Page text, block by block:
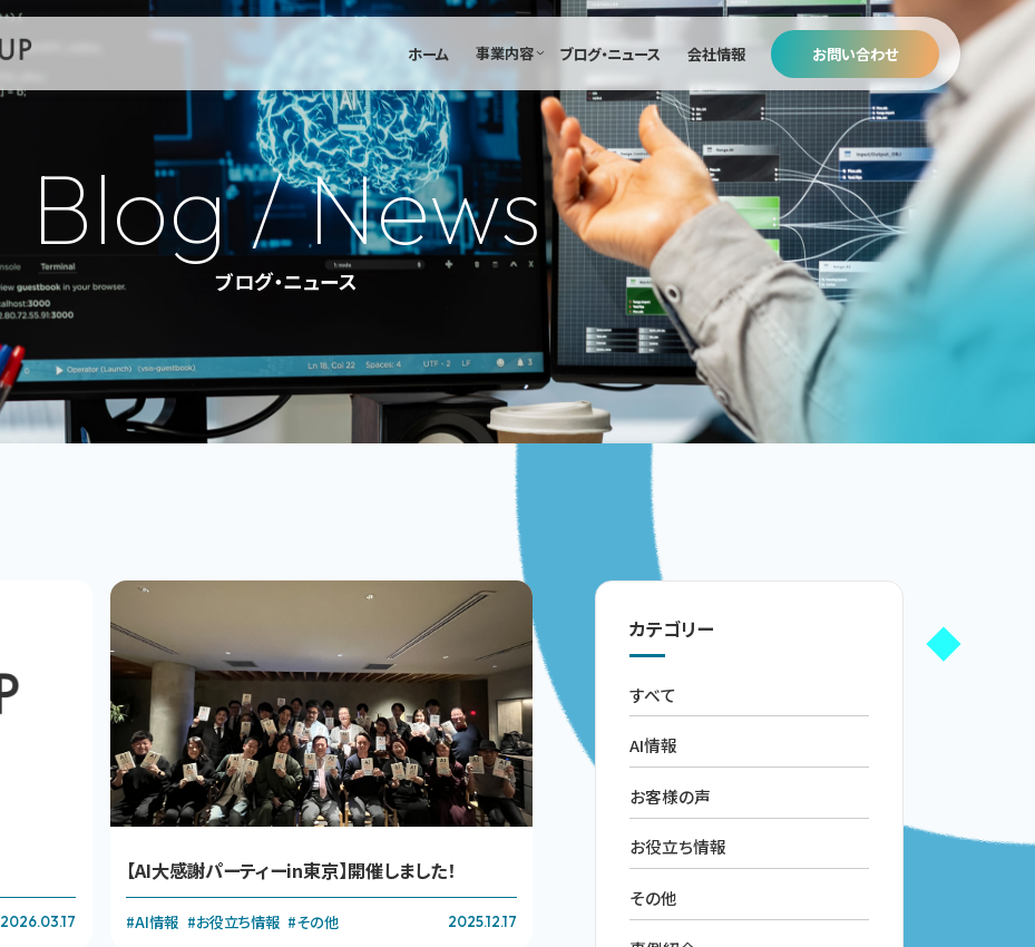
ホーム 事業内容 ブログ・ニュース 会社情報 お問い合わせ
Blog / News
ブログ・ニュース
2026.03.17
【AI大感謝パーティーin東京】開催しました！
#AI情報 #お役立ち情報 #その他 2025.12.17
カテゴリー
すべて
AI情報
お客様の声
お役立ち情報
その他